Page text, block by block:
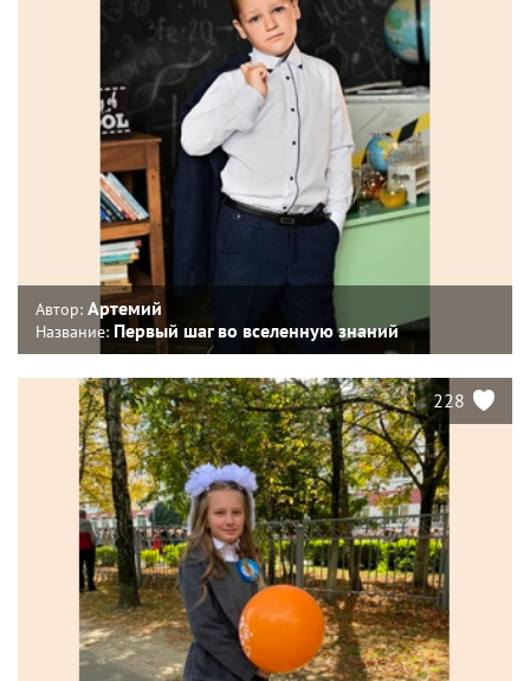
Автор: Артемий
Название: Первый шаг во вселенную знаний
228